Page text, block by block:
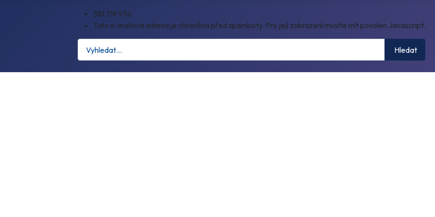
381 219 936
Tato e-mailová adresa je chráněna před spamboty. Pro její zobrazení musíte mít povolen Javascript.
Hledat